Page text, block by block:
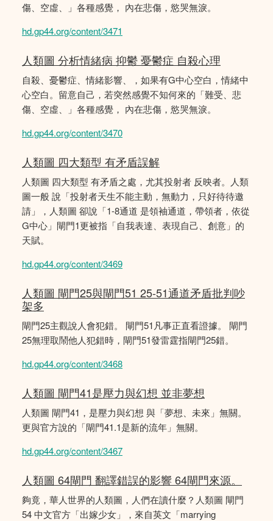
傷、空虛、」各種感覺， 內在悲傷，慾哭無淚。
hd.gp44.org/content/3471
人類圖 分析情緒病 抑鬱 憂鬱症 自殺心理
自殺、憂鬱症、情緒影響、，如果有G中心空白，情緒中
心空白。留意自己，若突然感覺不知何來的「難受、悲
傷、空虛、」各種感覺， 內在悲傷，慾哭無淚。
hd.gp44.org/content/3470
人類圖 四大類型 有矛盾誤解
人類圖 四大類型 有矛盾之處，尤其投射者 反映者。人類
圖一般 說「投射者天生不能主動，無動力，只好待待邀
請」，人類圖 卻說「1-8通道 是領袖通道，帶領者，依從
G中心」閘門1更被指「自我表達、表現自己、創意」的
天賦。
hd.gp44.org/content/3469
人類圖 閘門25與閘門51 25-51通道矛盾批判吵
架多
閘門25主觀說人會犯錯。 閘門51凡事正直看證據。 閘門
25無理取鬧他人犯錯時，閘門51發雷霆指閘門25錯。
hd.gp44.org/content/3468
人類圖 閘門41是壓力與幻想 並非夢想
人類圖 閘門41，是壓力與幻想 與「夢想、未來」無關。
更與官方說的「閘門41.1是新的流年」無關。
hd.gp44.org/content/3467
人類圖 64閘門 翻譯錯誤的影響 64閘門來源。
夠竟，華人世界的人類圖，人們在讀什麼？人類圖 閘門
54 中文官方「出嫁少女」，來自英文「marrying